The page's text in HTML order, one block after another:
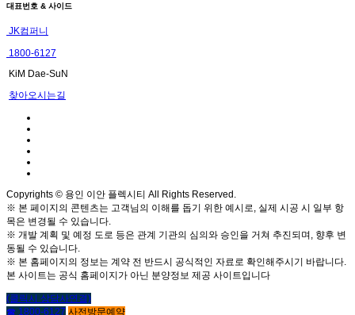
대표번호 & 사이드
JK컴퍼니
1800-6127
KiM Dae-SuN
찾아오시는길
Copyrights © 용인 이안 플렉시티 All Rights Reserved.
※ 본 페이지의 콘텐츠는 고객님의 이해를 돕기 위한 예시로, 실제 시공 시 일부 항
목은 변경될 수 있습니다.
※ 개발 계획 및 예정 도로 등은 관계 기관의 심의와 승인을 거쳐 추진되며, 향후 변
동될 수 있습니다.
※ 본 홈페이지의 정보는 계약 전 반드시 공식적인 자료로 확인해주시기 바랍니다.
본 사이트는 공식 홈페이지가 아닌 분양정보 제공 사이트입니다
(클릭시 상담사연결)
☎ 1800-6127 사전방문예약